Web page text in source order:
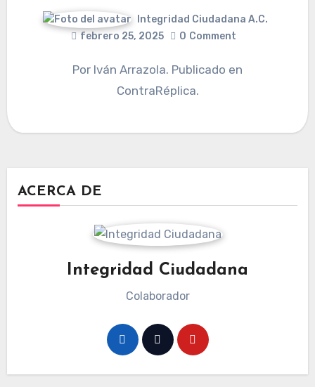
Integridad Ciudadana A.C.
febrero 25, 2025
0 Comment
Por Iván Arrazola. Publicado en
ContraRéplica.
ACERCA DE
Integridad Ciudadana
Colaborador